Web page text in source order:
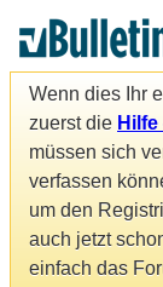
Wenn dies Ihr
zuerst die
müssen sich
verfassen
um den
auch jetzt
einfach das